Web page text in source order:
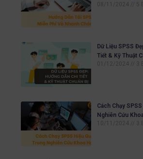
08/11/2024
5
Dữ Liệu SPSS
Tiết & Kỹ Thuật
01/12/2024
3
Cách Chạy
Nghiên Cứu
10/11/2024
3